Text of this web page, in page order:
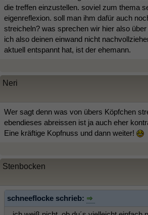
die treffen einzustellen. soviel zum thema
eigenreflexion. soll man ihm dafür auch
streicheln? was sprechen wir hier also
ich also deinen einwand nicht
aktuell entspannt hat, ist der ehemann.
Neri
Wer sagt denn was von übers Köpfchen
ebendieses abreissen ist ja auch eher
Eine kräftige Kopfnuss und dann weiter!
Stenbocken
schneeflocke schrieb: